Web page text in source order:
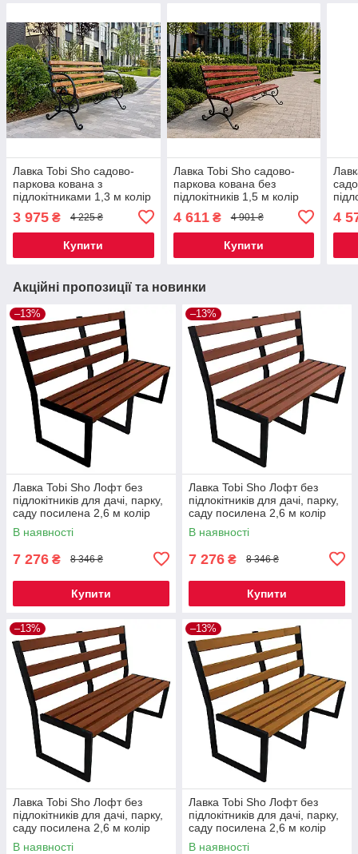
Лавка Tobi Sho садово-
паркова кована з
підлокітниками 1,3 м колір
3 975 ₴ 4 225 ₴
Купити
Лавка Tobi Sho садово-
паркова кована без
підлокітників 1,5 м колір
4 611₴ 4 901 ₴
Купити
4
Акційні пропозиції та новинки
–13%
Лавка Tobi Sho Лофт без
підлокітників для дачі, парку,
саду посилена 2,6 м колір
каштан
В наявності
7 276 ₴ 8 346 ₴
Купити
–13%
Лавка Tobi Sho Лофт без
підлокітників для дачі, парку,
саду посилена 2,6 м колір
черешня
В наявності
7 276 ₴ 8 346 ₴
Купити
–13%
Лавка Tobi Sho Лофт без
підлокітників для дачі, парку,
саду посилена 2,6 м колір
макасар
В наявності
–13%
Лавка Tobi Sho Лофт без
підлокітників для дачі, парку,
саду посилена 2,6 м колір
дуб
В наявності